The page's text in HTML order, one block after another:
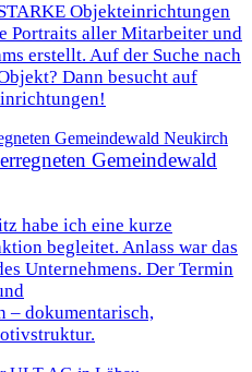
Objekteinrichtungen
Portraits aller Mitarbeiter und
erstellt. Auf der Suche nach
Dann besucht auf
Gemeindewald
habe ich eine kurze
begleitet. Anlass war das
Unternehmens. Der Termin
– dokumentarisch,